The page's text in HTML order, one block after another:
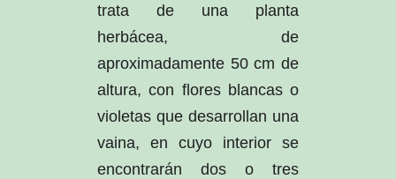
trata de una planta
herbácea, de
aproximadamente 50 cm de
altura, con flores blancas o
violetas que desarrollan una
vaina, en cuyo interior se
encontrarán dos o tres